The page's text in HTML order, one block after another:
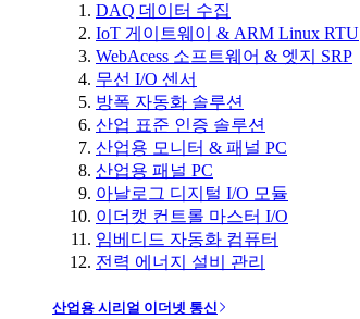
DAQ 데이터 수집
IoT 게이트웨이 & ARM Linux RTU
WebAcess 소프트웨어 & 엣지 SRP
무선 I/O 센서
방폭 자동화 솔루션
산업 표준 인증 솔루션
산업용 모니터 & 패널 PC
산업용 패널 PC
아날로그 디지털 I/O 모듈
이더캣 컨트롤 마스터 I/O
임베디드 자동화 컴퓨터
전력 에너지 설비 관리
산업용 시리얼 이더넷 통신